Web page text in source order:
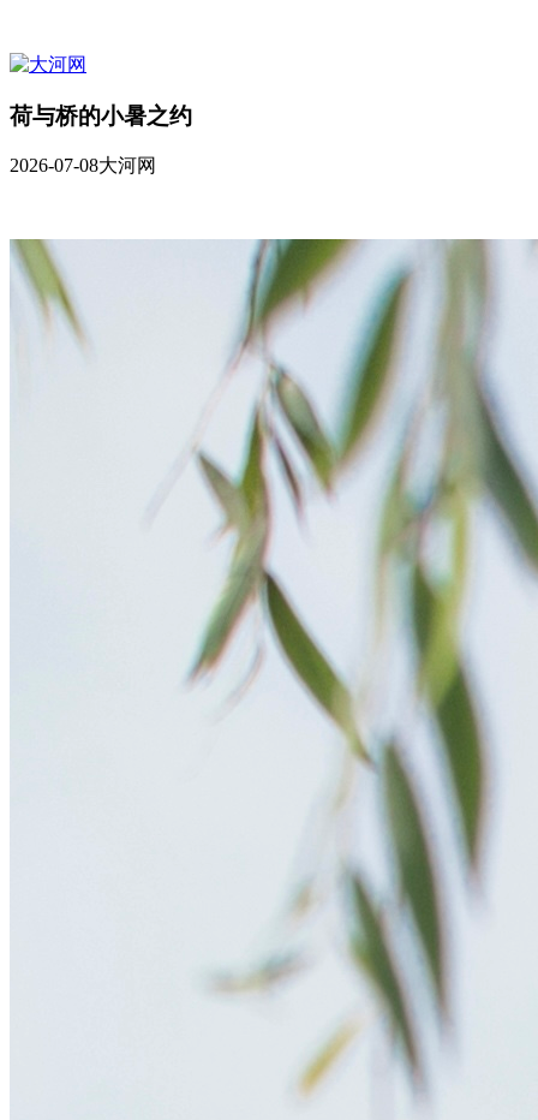
荷与桥的小暑之约
2026-07-08大河网